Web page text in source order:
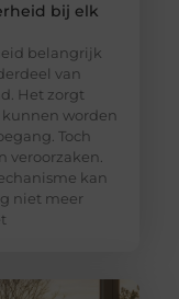
bij elk
belangrijk
van
Het zorgt
worden
Toch
veroorzaken.
kan
niet meer